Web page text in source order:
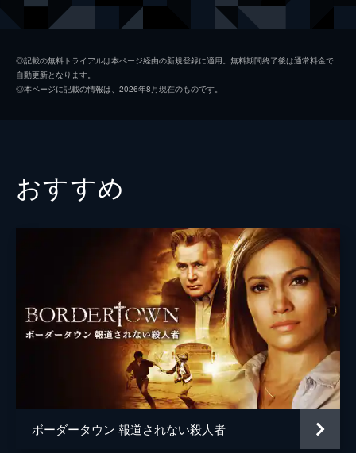
ポール・ソルヴィノ
◎記載の無料トライアルは本ページ経由の新規登録に適用。無料期間終了後は通常料金で
自動更新となります。
◎本ページに記載の情報は、2026年8月現在のものです。
おすすめ
ボーダータウン 報道されない殺人者